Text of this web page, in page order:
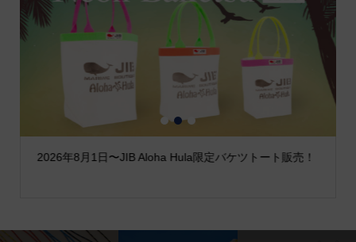
2026年8月1日〜JIB Aloha Hula限定バケツトート販売！
1 2 3